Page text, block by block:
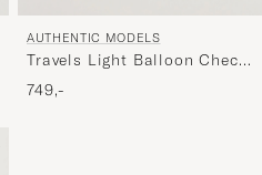
AUTHENTIC MODELS
Travels Light Balloon Check
Red
749,-